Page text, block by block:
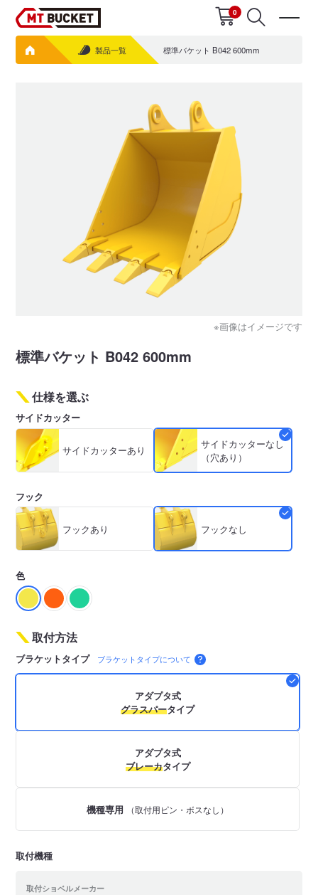
0
製品一覧 標準バケット B042 600mm
※画像はイメージです
標準バケット B042 600mm
仕様を選ぶ
サイドカッター
サイドカッターあり
サイドカッターなし
（穴あり）
フック
フックあり フックなし
色
取付方法
ブラケットタイプ ブラケットタイプについて
アダプタ式
グラスパータイプ
アダプタ式
ブレーカタイプ
機種専用 （取付用ピン・ボスなし）
取付機種
取付ショベルメーカー